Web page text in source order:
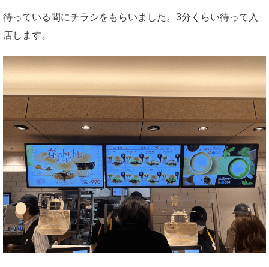
待っている間にチラシをもらいました。3分くらい待って入
店します。